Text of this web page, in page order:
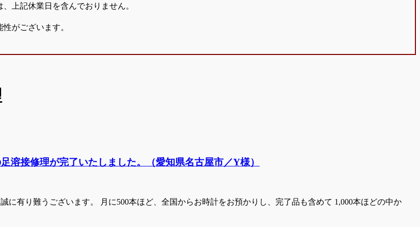
上記休業日を含んでおりません。
がございます。
溶接修理が完了いたしました。（愛知県名古屋市／Y様）
有り難うございます。 月に500本ほど、全国からお時計をお預かりし、完了品も含めて 1,000本ほどの中か